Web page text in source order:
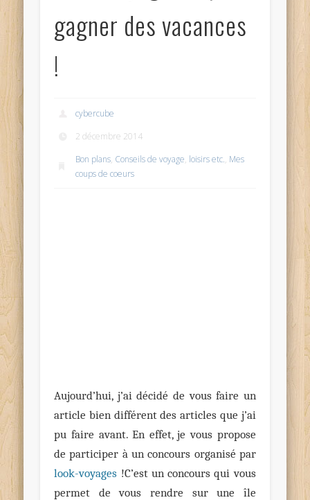
gagner des vacances
!
cybercube
2 décembre 2014
Bon plans, Conseils de voyage, loisirs etc., Mes
coups de coeurs
Aujourd’hui, j’ai décidé de vous faire un
article bien différent des articles que j’ai
pu faire avant. En effet, je vous propose
de participer à un concours organisé par
look-voyages !C’est un concours qui vous
permet de vous rendre sur une île